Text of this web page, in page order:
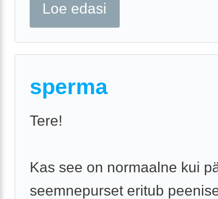
Loe edasi
sperma
Tere!
Kas see on normaalne kui
seemnepurset eritub